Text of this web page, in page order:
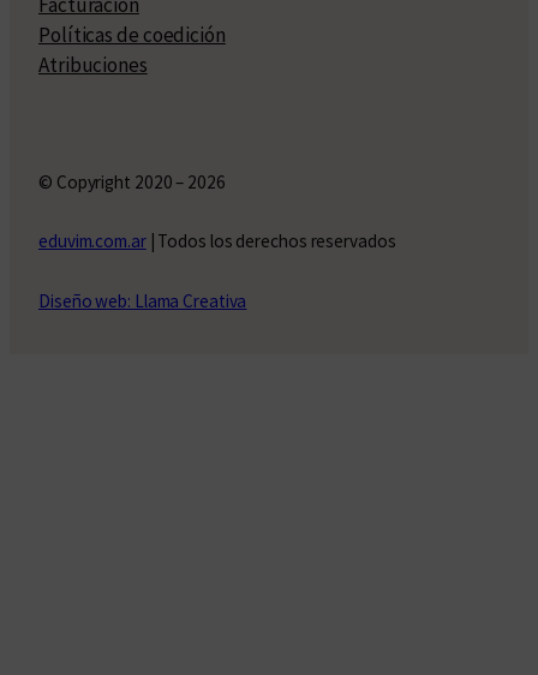
Políticas de coedición
Atribuciones
© Copyright 2020 – 2026
eduvim.com.ar| Todos los derechos reservados
Diseño web: Llama Creativa